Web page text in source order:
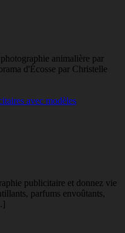
animalière par
d'Écosse par Christelle
avec modèles
publicitaire et donnez vie
parfums envoûtants,